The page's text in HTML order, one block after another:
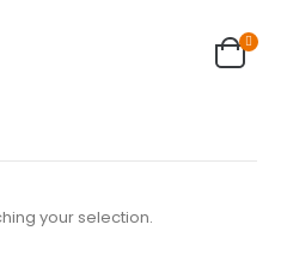
your selection.